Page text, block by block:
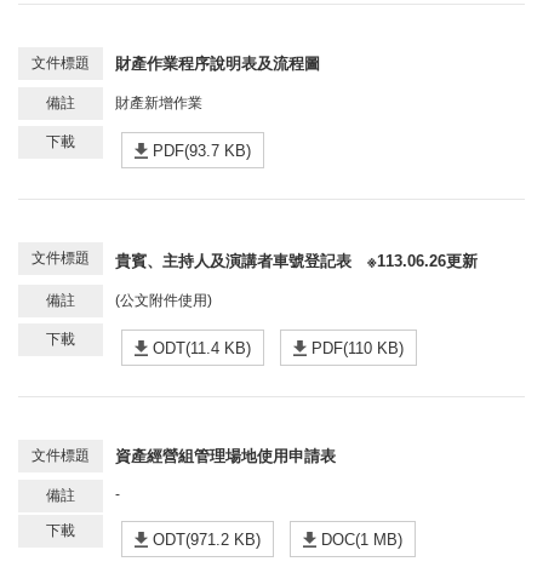
財產作業程序說明表及流程圖
財產新增作業
PDF(93.7 KB)
貴賓、主持人及演講者車號登記表 ※113.06.26更新
(公文附件使用)
ODT(11.4 KB) PDF(110 KB)
資產經營組管理場地使用申請表
-
ODT(971.2 KB) DOC(1 MB)